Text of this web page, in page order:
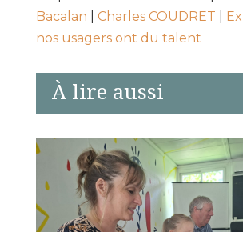
Bacalan
Charles COUDRET
nos usagers ont du talent
À lire aussi